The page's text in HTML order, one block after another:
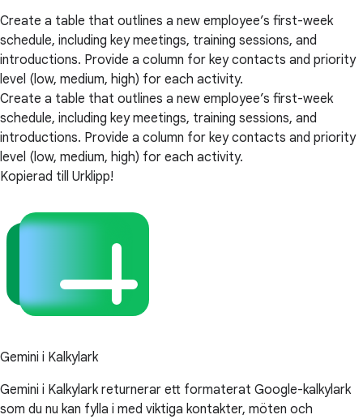
Create a table that outlines a new employee’s first-week
schedule, including key meetings, training sessions, and
introductions. Provide a column for key contacts and priority
level (low, medium, high) for each activity.
Create a table that outlines a new employee’s first-week
schedule, including key meetings, training sessions, and
introductions. Provide a column for key contacts and priority
level (low, medium, high) for each activity.
Kopierad till Urklipp!
Gemini i Kalkylark
Gemini i Kalkylark returnerar ett formaterat Google-kalkylark
som du nu kan fylla i med viktiga kontakter, möten och